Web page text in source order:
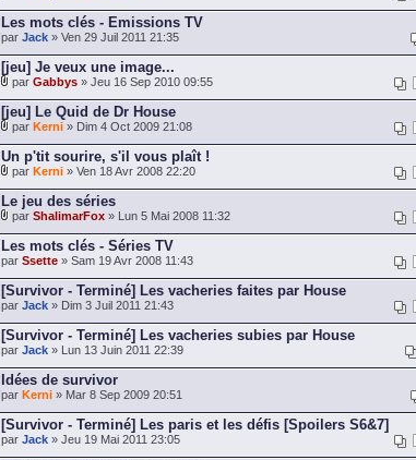
Les mots clés - Emissions TV
par Jack » Ven 29 Juil 2011 21:35
[jeu] Je veux une image...
par Gabbys » Jeu 16 Sep 2010 09:55
[jeu] Le Quid de Dr House
par Kerni » Dim 4 Oct 2009 21:08
Un p'tit sourire, s'il vous plaît !
par Kerni » Ven 18 Avr 2008 22:20
Le jeu des séries
par ShalimarFox » Lun 5 Mai 2008 11:32
Les mots clés - Séries TV
par Ssette » Sam 19 Avr 2008 11:43
[Survivor - Terminé] Les vacheries faites par House
par Jack » Dim 3 Juil 2011 21:43
[Survivor - Terminé] Les vacheries subies par House
par Jack » Lun 13 Juin 2011 22:39
Idées de survivor
par Kerni » Mar 8 Sep 2009 20:51
[Survivor - Terminé] Les paris et les défis [Spoilers S6&7]
par Jack » Jeu 19 Mai 2011 23:05